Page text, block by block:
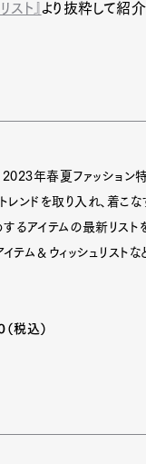
ト』 より抜粋して紹介
年春夏ファッション特
ンドを取り入れ、着こ
るアイテムの最新リス
テム＆ウィッシュリスト
税込）